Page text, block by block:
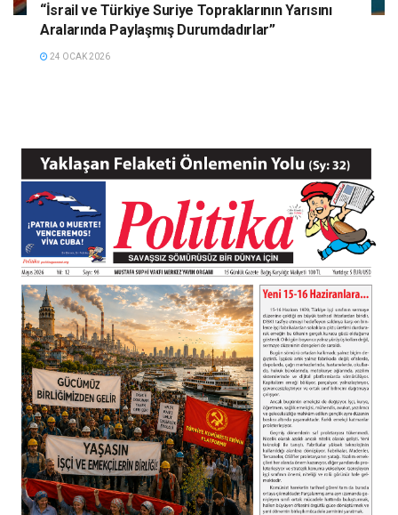
“İsrail ve Türkiye Suriye Topraklarının Yarısını
Aralarında Paylaşmış Durumdadırlar”
24 OCAK 2026